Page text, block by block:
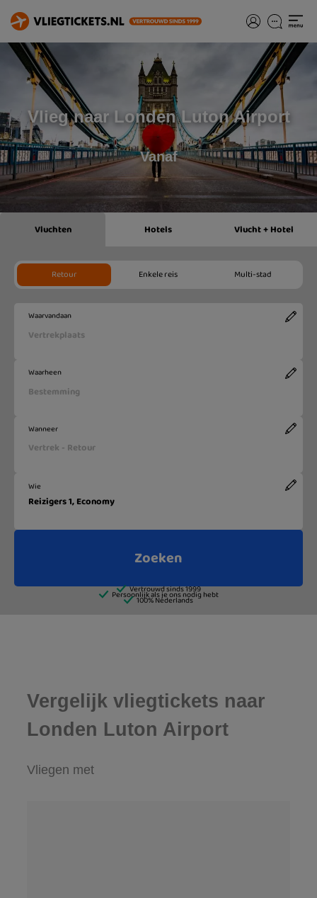
Vlieg naar Londen Luton Airport
Vanaf
Vergelijk vliegtickets naar
Londen Luton Airport
Vliegen met